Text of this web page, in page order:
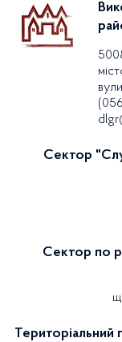
Сектор
Сектор по
Територіальний